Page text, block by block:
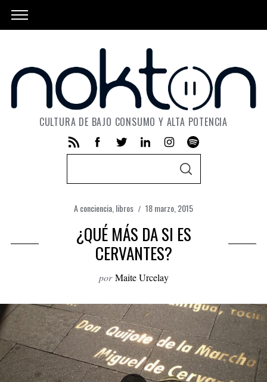
CULTURA DE BAJO CONSUMO Y ALTA POTENCIA
:
S
C
H
A conciencia,libros 18 marzo, 2015
¿QUÉ MÁS DA SI ES
CERVANTES?
por Maite Urcelay